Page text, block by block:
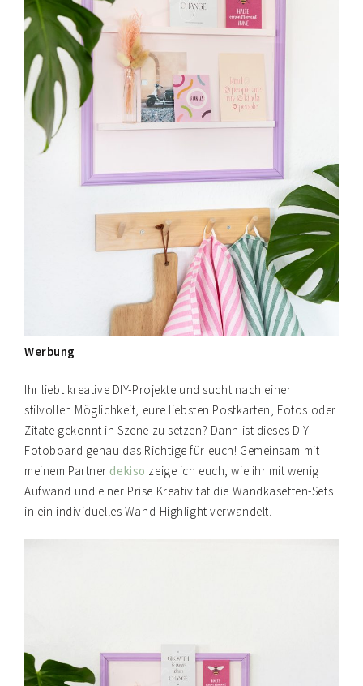
Werbung
Ihr liebt kreative DIY-Projekte und sucht nach einer
stilvollen Möglichkeit, eure liebsten Postkarten, Fotos oder
Zitate gekonnt in Szene zu setzen? Dann ist dieses DIY
Fotoboard genau das Richtige für euch! Gemeinsam mit
meinem Partner dekiso zeige ich euch, wie ihr mit wenig
Aufwand und einer Prise Kreativität die Wandkasetten-Sets
in ein individuelles Wand-Highlight verwandelt.